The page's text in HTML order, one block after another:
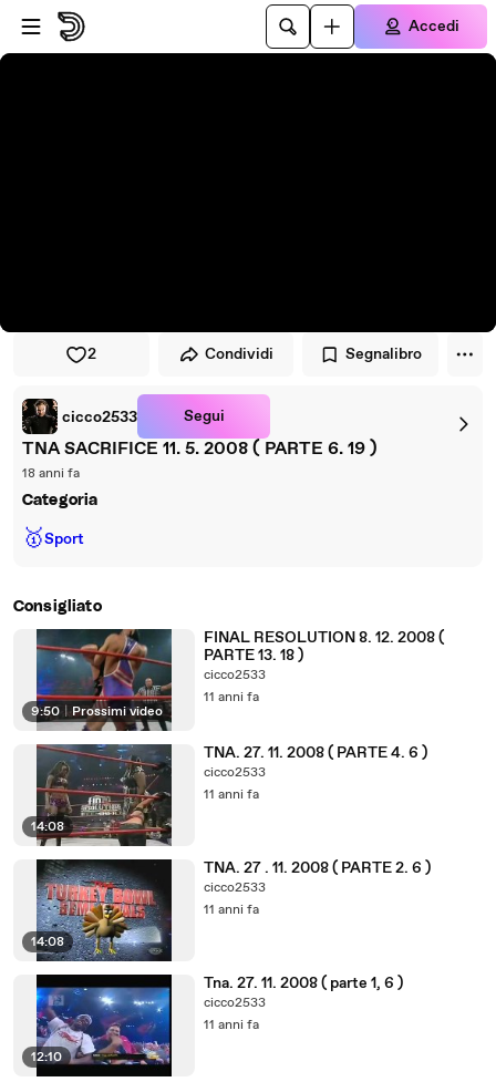
Vai al lettore
Passa al contenuto principale
Accedi
2 Condividi Segnalibro
cicco2533 Segui
TNA SACRIFICE 11. 5. 2008 ( PARTE 6. 19 )
18 anni fa
Categoria
🥇Sport
Consigliato
9:50 Prossimi video
FINAL RESOLUTION 8. 12. 2008 (
PARTE 13. 18 )
cicco2533
11 anni fa
14:08
TNA. 27. 11. 2008 ( PARTE 4. 6 )
cicco2533
11 anni fa
14:08
TNA. 27 . 11. 2008 ( PARTE 2. 6 )
cicco2533
11 anni fa
12:10
Tna. 27. 11. 2008 ( parte 1, 6 )
cicco2533
11 anni fa